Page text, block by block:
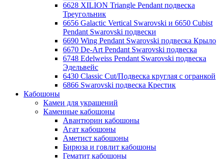
6628 XILION Triangle Pendant подвеска
Треугольник
6656 Galactic Vertical Swarovski и 6650 Cubist
Pendant Swarovski подвески
6690 Wing Pendant Swarovski подвеска Крыло
6670 De-Art Pendant Swarovski подвеска
6748 Edelweiss Pendant Swarovski подвеска
Эдельвейс
6430 Classic Cut/Подвеска круглая с огранкой
6866 Swarovski подвеска Крестик
Кабошоны
Камеи для украшений
Каменные кабошоны
Авантюрин кабошоны
Агат кабошоны
Аметист кабошоны
Бирюза и говлит кабошоны
Гематит кабошоны